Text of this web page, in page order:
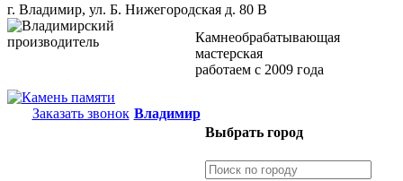
г. Владимир, ул. Б. Нижегородская д. 80 В
Камнеобрабатывающая
мастерская
работаем с 2009 года
Заказать звонок Владимир
Выбрать город